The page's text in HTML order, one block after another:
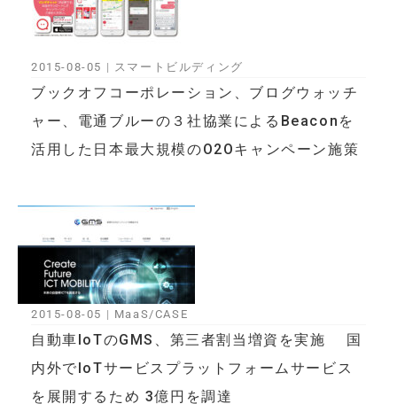
ブックオフコーポレーション、ブログウォッチ
ャー、電通ブルーの３社協業によるBeaconを
活用した日本最大規模のO2Oキャンペーン施策
2015-08-05 | スマートビルディング
自動車IoTのGMS、第三者割当増資を実施 国
内外でIoTサービスプラットフォームサービス
を展開するため 3億円を調達
2015-08-05 | MaaS/CASE